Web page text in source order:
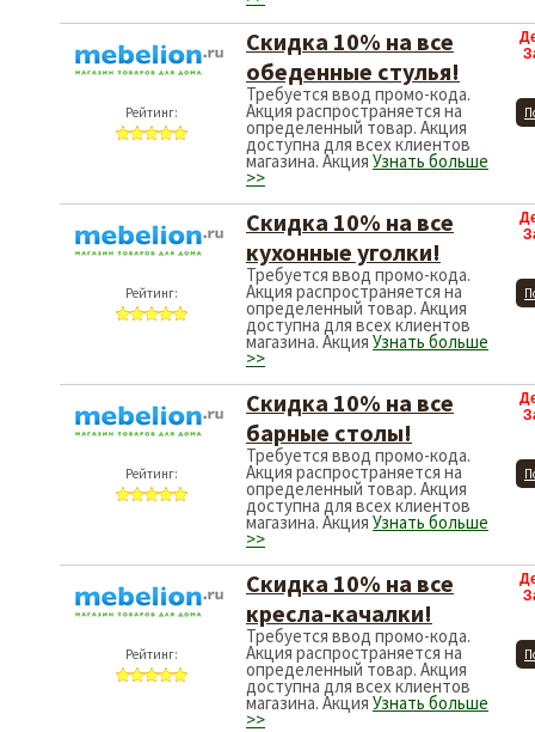
Рейтинг:
Скидка 10% на все
обеденные стулья!
Требуется ввод промо-кода.
Акция распространяется на
определенный товар. Акция
доступна для всех клиентов
магазина. Акция Узнать больше
>>
Рейтинг:
Скидка 10% на все
кухонные уголки!
Требуется ввод промо-кода.
Акция распространяется на
определенный товар. Акция
доступна для всех клиентов
магазина. Акция Узнать больше
>>
Рейтинг:
Скидка 10% на все
барные столы!
Требуется ввод промо-кода.
Акция распространяется на
определенный товар. Акция
доступна для всех клиентов
магазина. Акция Узнать больше
>>
Рейтинг:
Скидка 10% на все
кресла-качалки!
Требуется ввод промо-кода.
Акция распространяется на
определенный товар. Акция
доступна для всех клиентов
магазина. Акция Узнать больше
>>